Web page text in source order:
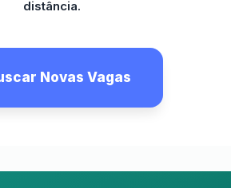
distância.
Novas Vagas